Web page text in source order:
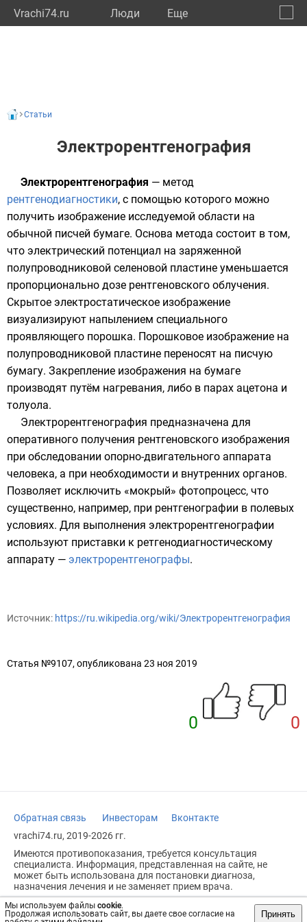
Vrachi74.ru Люди Eще
Мы используем файлы cookie.
Продолжая использовать сайт, вы даете свое согласие на
Принять
Статьи
Электрорентгенография
Электрорентгенография — метод
рентгенодиагностики, с помощью которого можно
получить изображение исследуемой области на
обычной писчей бумаге. Основа метода состоит в том,
что электрический потенциал на заряженной
полупроводниковой селеновой пластине уменьшается
пропорционально дозе рентгеновского облучения.
Скрытое электростатическое изображение
визуализируют напылением специального
проявляющего порошка. Порошковое изображение на
полупроводниковой пластине переносят на писчую
бумагу. Закрепление изображения на бумаге
производят путём нагревания, либо в парах ацетона и
толуола.
Электрорентгенография предназначена для
оперативного получения рентгеновского изображения
при обследовании опорно-двигательного аппарата
человека, а при необходимости и внутренних органов.
Позволяет исключить «мокрый» фотопроцесс, что
существенно, например, при рентгенографии в полевых
условиях. Для выполнения электрорентгенографии
используют приставки к ретгенодиагностическому
аппарату — электрорентгенографы.
Источник: https://ru.wikipedia.org/wiki/Электрорентгенография
Статья №9107, опубликована 23 ноя 2019
0 0
Обратная связь Инвесторам
Вконтакте
vrachi74.ru, 2019-2026 гг.
Имеются противопоказания, требуется консультация
специалиста. Информация, представленная на сайте, не
может быть использована для постановки диагноза,
назначения лечения и не заменяет прием врача.
Возрастное ограничение: 18+